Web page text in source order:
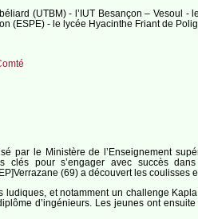
(UTBM) - l’IUT Besançon – Vesoul -
(ESPE) - le lycée Hyacinthe Friant de
le Ministère de l’Enseignement
pour s’engager avec succès
(69) a découvert les coulisses
et notamment un challenge
d’ingénieurs. Les jeunes ont